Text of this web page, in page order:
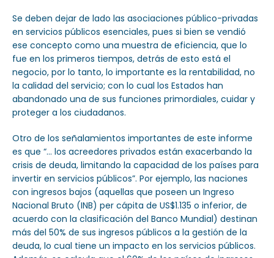
Se deben dejar de lado las asociaciones público-privadas
en servicios públicos esenciales, pues si bien se vendió
ese concepto como una muestra de eficiencia, que lo
fue en los primeros tiempos, detrás de esto está el
negocio, por lo tanto, lo importante es la rentabilidad, no
la calidad del servicio; con lo cual los Estados han
abandonado una de sus funciones primordiales, cuidar y
proteger a los ciudadanos.
Otro de los señalamientos importantes de este informe
es que “… los acreedores privados están exacerbando la
crisis de deuda, limitando la capacidad de los países para
invertir en servicios públicos”. Por ejemplo, las naciones
con ingresos bajos (aquellas que poseen un Ingreso
Nacional Bruto (INB) per cápita de US$1.135 o inferior, de
acuerdo con la clasificación del Banco Mundial) destinan
más del 50% de sus ingresos públicos a la gestión de la
deuda, lo cual tiene un impacto en los servicios públicos.